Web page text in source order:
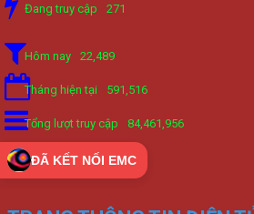
Đang truy cập 271
Hôm nay 22,489
Tháng hiện tại 591,516
Tổng lượt truy cập 84,461,956
ĐÃ KẾT NỐI EMC